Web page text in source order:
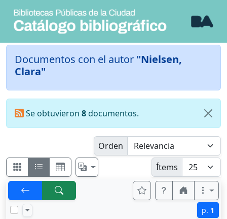
Documentos con el autor "Nielsen,
Clara"
Se obtuvieron 8documentos.
Orden
Ítems
p. 1